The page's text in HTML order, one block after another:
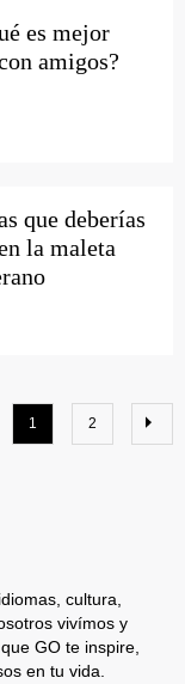
es mejor
amigos?
que deberías
la maleta
1 2
cultura,
vivímos y
GO te inspire,
en tu vida.